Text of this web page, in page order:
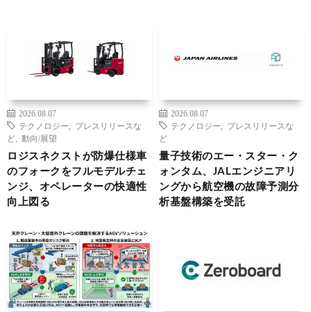
2026.08.07
テクノロジー
プレスリリースな
ど
動向/展望
ロジスネクストが防爆仕様車
のフォークをフルモデルチェ
ンジ、オペレーターの快適性
向上図る
2026.08.07
テクノロジー
プレスリリースな
ど
量子技術のエー・スター・ク
ォンタム、JALエンジニアリ
ングから航空機の故障予測分
析基盤構築を受託